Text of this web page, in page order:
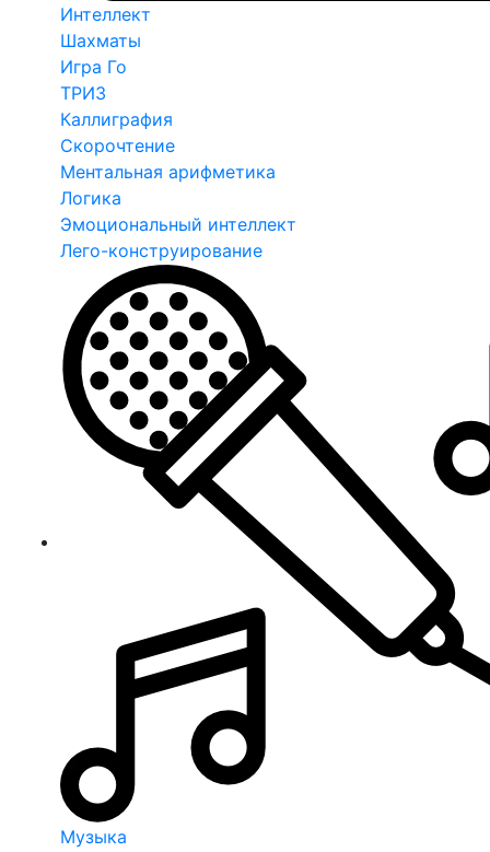
Интеллект
Шахматы
Игра Го
ТРИЗ
Каллиграфия
Скорочтение
Ментальная арифметика
Логика
Эмоциональный интеллект
Лего-конструирование
Музыка